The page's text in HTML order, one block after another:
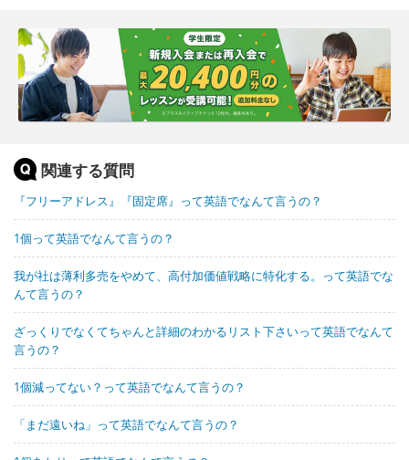
関連する質問
『フリーアドレス』『固定席』って英語でなんて言うの？
1個って英語でなんて言うの？
我が社は薄利多売をやめて、高付加価値戦略に特化する。って英語でな
んて言うの？
ざっくりでなくてちゃんと詳細のわかるリスト下さいって英語でなんて
言うの？
1個減ってない？って英語でなんて言うの？
「まだ遠いね」って英語でなんて言うの？